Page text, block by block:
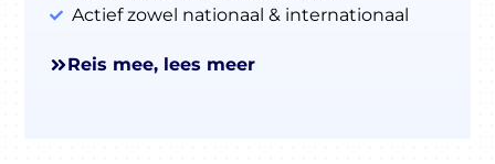
Actief zowel nationaal & internationaal
Reis mee, lees meer